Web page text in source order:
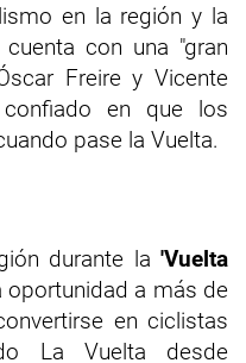
en la región y la
con una "gran
Freire y Vicente
en que los
pase la Vuelta.
durante la 'Vuelta
oportunidad a más de
en ciclistas
La Vuelta desde